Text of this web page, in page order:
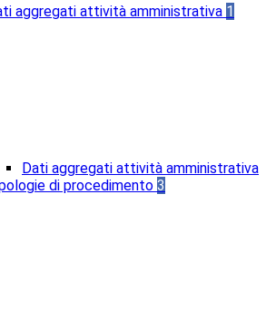
aggregati attività amministrativa 1
Dati aggregati attività amministrativa
di procedimento 3